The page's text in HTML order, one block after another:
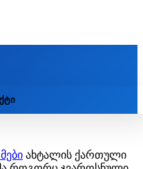
ახტალის ქართული